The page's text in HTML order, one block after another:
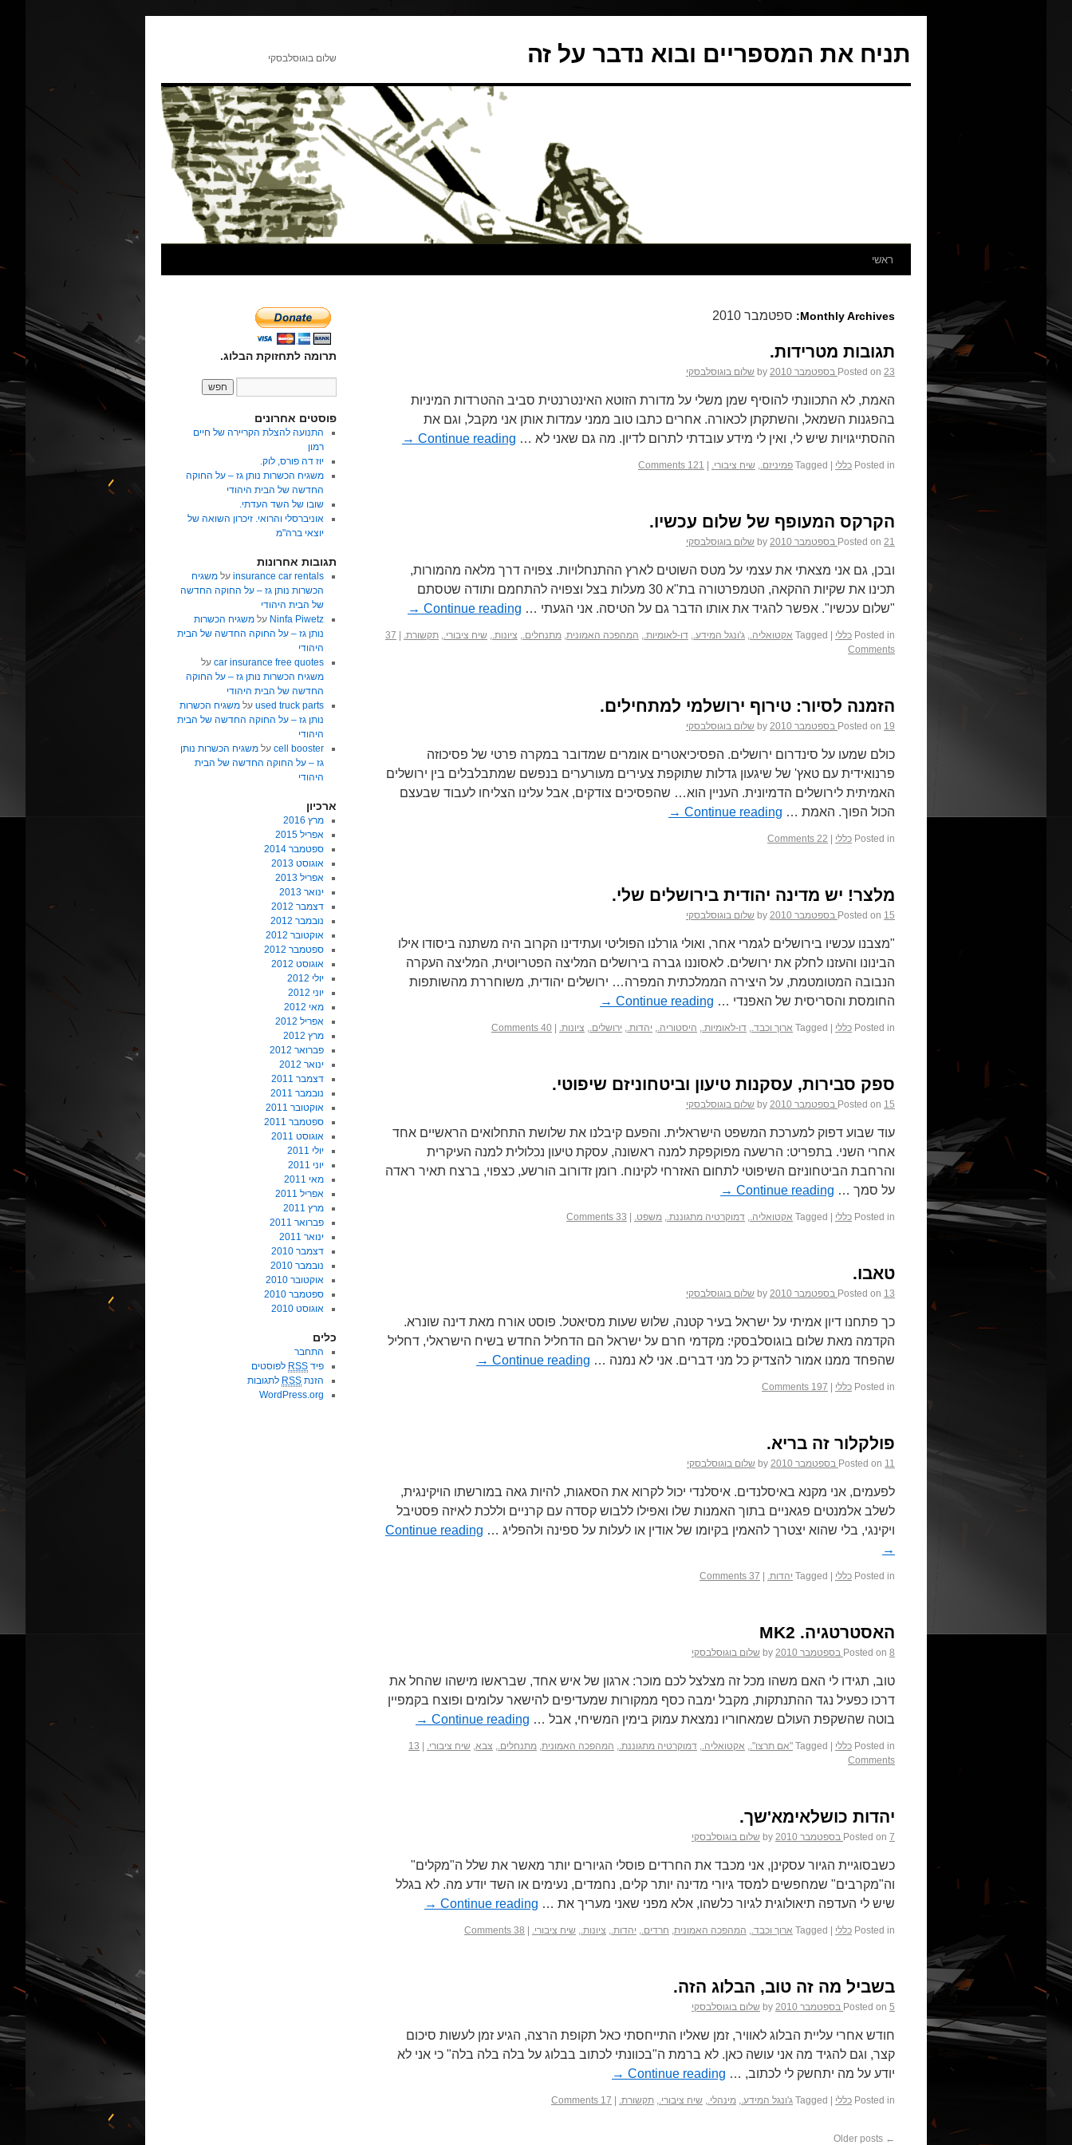
תניח את המספריים ובוא נדבר על זה שלום בוגוסלבסקי
ראשי
Monthly Archives: ספטמבר 2010
תגובות מטרידות.
Posted on 23 בספטמבר 2010 by שלום בוגוסלבסקי
האמת, לא התכוונתי להוסיף שמן משלי על מדורת הזוטא האינטרנטית סביב ההטרדות המיניות
בהפגנות השמאל, והשתקתן לכאורה. אחרים כתבו טוב ממני עמדות אותן אני מקבל, וגם את
ההסתייגויות שיש לי, ואין לי מידע עובדתי לתרום לדיון. מה גם שאני לא … Continue reading
→
Posted in כללי Tagged פמיניזם., שיח ציבורי. 121 Comments
הקרקס המעופף של שלום עכשיו.
Posted on 21 בספטמבר 2010 by שלום בוגוסלבסקי
ובכן, גם אני מצאתי את עצמי על מטס השוטים לארץ ההתנחלויות. צפויה דרך מלאה מהמורות,
תכינו את שקיות ההקאה, הטמפרטורה בת"א 30 מעלות בצל וצפויה להתחמם ותודה שטסתם
"שלום עכשיו". אפשר להגיד את אותו הדבר גם על הטיסה. אני הגעתי … Continue reading
→
Posted in כללי Tagged אקטואליה., ג'ונגל המידע., דו-לאומיות., המהפכה האמונית, מתנחלים., ציונות., שיח ציבורי., תקשורת.
37
Comments
הזמנה לסיור: טירוף ירושלמי למתחילים.
Posted on 19 בספטמבר 2010 by שלום בוגוסלבסקי
כולם שמעו על סינדרום ירושלים. הפסיכיאטרים אומרים שמדובר במקרה פרטי של פסיכוזה
פרנואידית עם טאץ' של שיגעון גדלות שתוקפת צעירים מעורערים בנפשם שמתבלבלים בין ירושלים
האמיתית לירושלים הדמיונית. העניין הוא… שהפסיכים צודקים, אבל עלינו הצליחו לעבוד שבעצם
הכול הפוך. האמת … Continue reading
→
Posted in כללי 22 Comments
מלצר! יש מדינה יהודית בירושלים שלי.
Posted on 15 בספטמבר 2010 by שלום בוגוסלבסקי
"מצבנו עכשיו בירושלים לגמרי אחר, ואולי גורלנו הפוליטי ועתידינו הקרוב היה משתנה ביסודו אילו
הבינונו והעזנו לחלק את ירושלים. לאסוננו גברה בירושלים המליצה הפטריוטית, המליצה העקרה
הנבובה המטומטמת, על היצירה הממלכתית המפרה… ירושלים יהודית, משוחררת מהשותפות
החומסת והסריסית של האפנדי … Continue reading
→
Posted in כללי Tagged ארוך וכבד., דו-לאומיות., היסטוריה., יהדות., ירושלים., ציונות. 40 Comments
ספק סבירות, עסקנות טיעון וביטחוניזם שיפוטי.
Posted on 15 בספטמבר 2010 by שלום בוגוסלבסקי
עוד שבוע דפוק למערכת המשפט הישראלית. והפעם קיבלנו את שלושת התחלואים הראשיים אחד
אחרי השני. בתפריט: הרשעה מפוקפקת למנה ראשונה, עסקת טיעון נכלולית למנה העיקרית
והרחבת הביטחוניזם השיפוטי לתחום האזרחי לקינוח. רומן זדורוב הורשע, כצפוי, ברצח תאיר ראדה
על סמך … Continue reading
→
Posted in כללי Tagged אקטואליה., דמוקרטיה מתגוננת., משפט. 33 Comments
טאבו.
Posted on 13 בספטמבר 2010 by שלום בוגוסלבסקי
כך פתחנו דיון אמיתי על ישראל בעיר קטנה, שלוש שעות מסיאטל. פוסט אורח מאת דינה שונרא.
הקדמה מאת שלום בוגוסלבסקי: מקדמי חרם על ישראל הם הדחליל החדש בשיח הישראלי, דחליל
שהפחד ממנו אמור להצדיק כל מני דברים. אני לא נמנה … Continue reading
→
Posted in כללי 197 Comments
פולקלור זה בריא.
Posted on 11 בספטמבר 2010 by שלום בוגוסלבסקי
לפעמים, אני מקנא באיסלנדים. איסלנדי יכול לקרוא את הסאגות, להיות גאה במורשתו הויקינגית,
לשלב אלמנטים פגאניים בתוך האמנות שלו ואפילו ללבוש קסדה עם קרניים וללכת לאיזה פסטיבל
ויקינגי, בלי שהוא יצטרך להאמין בקיומו של אודין או לעלות על ספינה ולהפליג … Continue reading
→
Posted in כללי Tagged יהדות. 37 Comments
האסטרטגיה. MK2
Posted on 8 בספטמבר 2010 by שלום בוגוסלבסקי
טוב, תגידו לי האם משהו מכל זה מצלצל לכם מוכר: ארגון של איש אחד, שבראשו מישהו שהחל את
דרכו כפעיל נגד ההתנתקות, מקבל ימבה כסף ממקורות שמעדיפים להישאר עלומים ופוצח בקמפיין
בוטה שהשקפת העולם שמאחוריו נמצאת עמוק בימין המשיחי, אבל … Continue reading
→
Posted in כללי Tagged "אם תרצו"., אקטואליה., דמוקרטיה מתגוננת., המהפכה האמונית, מתנחלים., צבא, שיח ציבורי.
13
Comments
יהדות כושלאימא'שך.
Posted on 7 בספטמבר 2010 by שלום בוגוסלבסקי
כשבסוגיית הגיור עסקינן, אני מכבד את החרדים פוסלי הגיורים יותר מאשר את שלל ה"מקלים"
וה"מקרבים" שמחפשים למסד גיורי מדינה יותר קלים, נחמדים, נעימים או השד יודע מה. לא בגלל
שיש לי העדפה תיאולוגית לגיור כלשהו, אלא מפני שאני מעריך את … Continue reading
→
Posted in כללי Tagged ארוך וכבד., המהפכה האמונית, חרדים., יהדות., ציונות., שיח ציבורי. 38 Comments
בשביל מה זה טוב, הבלוג הזה.
Posted on 5 בספטמבר 2010 by שלום בוגוסלבסקי
חודש אחרי עליית הבלוג לאוויר, זמן שאליו התייחסתי כאל תקופת הרצה, הגיע זמן לעשות סיכום
קצר, וגם להגיד מה אני עושה כאן. לא ברמת ה"בכוונתי לכתוב בבלוג על בלה בלה בלה" כי אני לא
יודע על מה יתחשק לי לכתוב, … Continue reading
→
Posted in כללי Tagged ג'ונגל המידע., מינהלי., שיח ציבורי., תקשורת. 17 Comments
←
תרומה לתחזוקת הבלוג.
פוסטים אחרונים
התנועה להצלת הקריירה של חיים
רמון
יוז דה פורס, לוק.
משגיח הכשרות נותן גז – על החוקה
החדשה של הבית היהודי
שובו של השד העדתי.
אוניברסלי והרואי. זיכרון השואה של
יוצאי ברה"מ
תגובות אחרונות
insurance car rentalsעל משגיח
הכשרות נותן גז – על החוקה החדשה
של הבית היהודי
Ninfa Piwetz על משגיח הכשרות
נותן גז – על החוקה החדשה של הבית
היהודי
car insurance free quotesעל
משגיח הכשרות נותן גז – על החוקה
החדשה של הבית היהודי
used truck partsעל משגיח הכשרות
נותן גז – על החוקה החדשה של הבית
היהודי
cell boosterעל משגיח הכשרות נותן
גז – על החוקה החדשה של הבית
היהודי
ארכיון
מרץ 2016
אפריל 2015
ספטמבר 2014
אוגוסט 2013
אפריל 2013
ינואר 2013
דצמבר 2012
נובמבר 2012
אוקטובר 2012
ספטמבר 2012
אוגוסט 2012
יולי 2012
יוני 2012
מאי 2012
אפריל 2012
מרץ 2012
פברואר 2012
ינואר 2012
דצמבר 2011
נובמבר 2011
אוקטובר 2011
ספטמבר 2011
אוגוסט 2011
יולי 2011
יוני 2011
מאי 2011
אפריל 2011
מרץ 2011
פברואר 2011
ינואר 2011
דצמבר 2010
נובמבר 2010
אוקטובר 2010
ספטמבר 2010
אוגוסט 2010
כלים
התחבר
פיד RSS לפוסטים
הזנת RSS לתגובות
WordPress.org